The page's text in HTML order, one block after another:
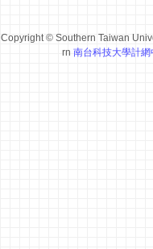
Copyright © Southern Taiwan
rn 南台科技大學計網